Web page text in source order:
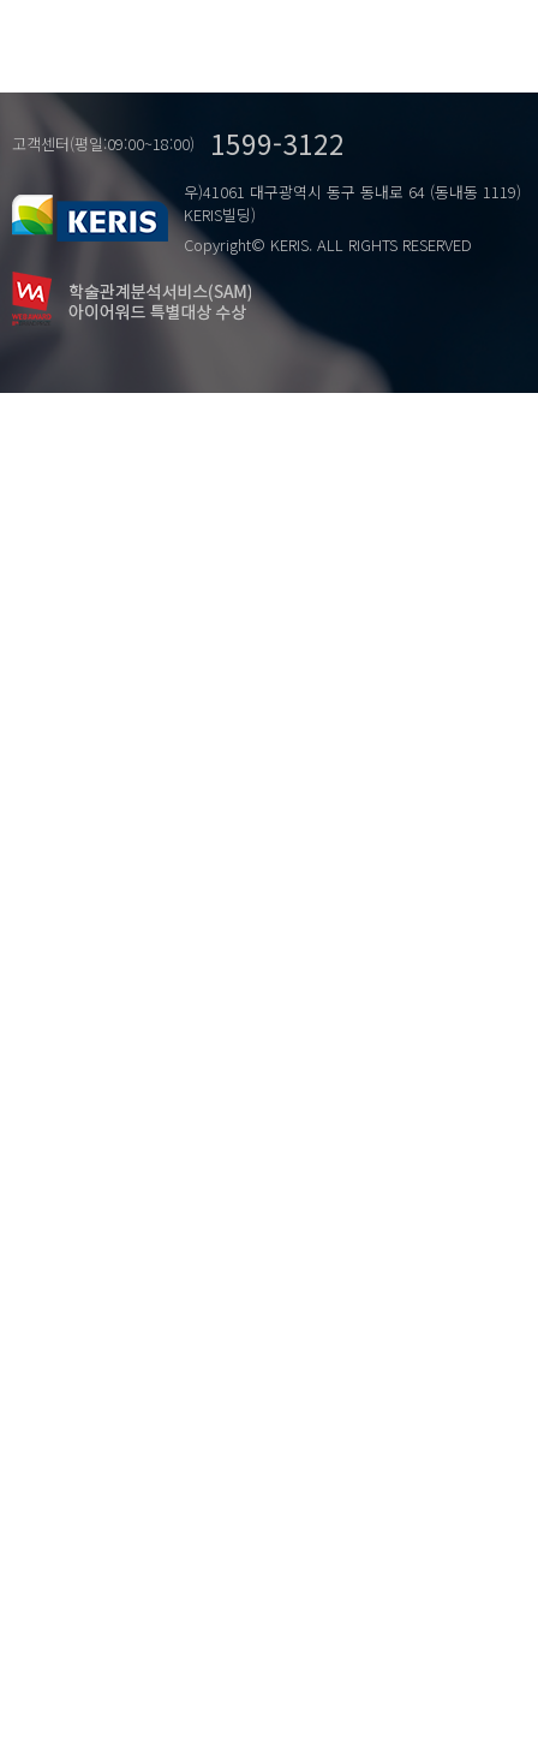
고객센터(평일:09:00~18:00) 1599-3122
우)41061 대구광역시 동구 동내로 64 (동내동 1119)
KERIS빌딩)
Copyright© KERIS. ALL RIGHTS RESERVED